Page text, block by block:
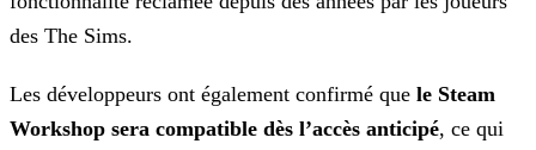
des The Sims.
Les développeurs ont également confirmé que le Steam
Workshop sera compatible dès l’accès anticipé, ce qui